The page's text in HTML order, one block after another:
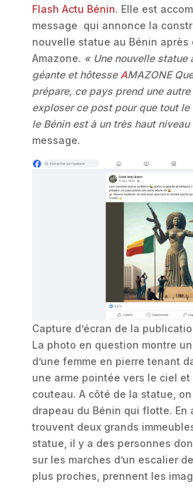
Flash Actu Bénin. Elle est
message qui annonce la
nouvelle statue au Bénin après
Amazone. « Une nouvelle statue
géante et hôtesseAMAZONE
prépare, ce pays prend une
exploser ce post pour que tout le
le Bénin est à un très haut niveau
message.
Capture d’écran de la
La photo en question montre
d’une femme en pierre tenant
une arme pointée vers le ciel et
couteau. A côté de la statue,
drapeau du Bénin qui flotte. En
trouvent deux grands
statue, il y a des personnes
sur les marches d’un escalier
plus proches, prennent les